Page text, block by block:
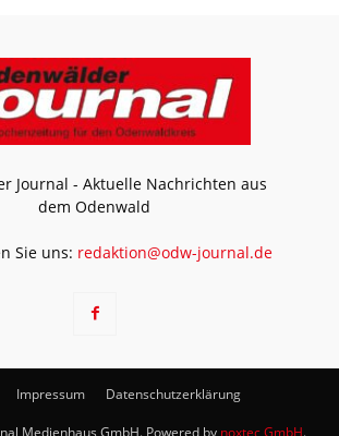
Journal - Aktuelle Nachrichten aus
dem Odenwald
Sie uns: redaktion@odw-journal.de
Impressum Datenschutzerklärung